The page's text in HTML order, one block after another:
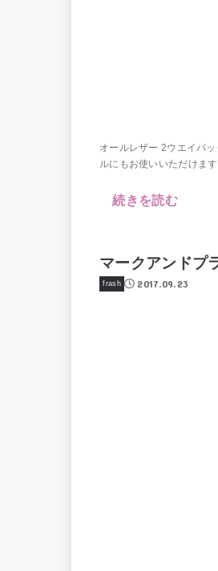
オールレザー 2ウエイバ
ルにもお使いいただけ
続きを読む
マークアン
frash 2017.09.23